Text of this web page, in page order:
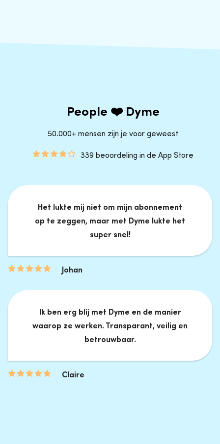
People ❤️ Dyme
50.000+ mensen zijn je voor geweest
339 beoordeling in de App Store
Het lukte mij niet om mijn abonnement
op te zeggen, maar met Dyme lukte het
super snel!
Johan
Ik ben erg blij met Dyme en de manier
waarop ze werken. Transparant, veilig en
betrouwbaar.
Claire